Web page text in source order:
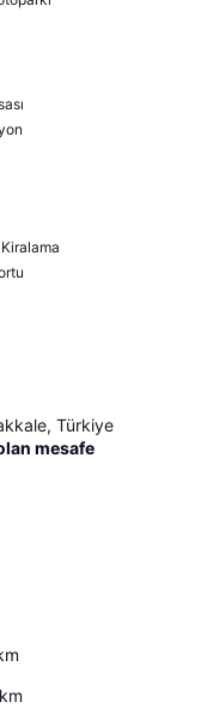
Türkiye
mesafe
km